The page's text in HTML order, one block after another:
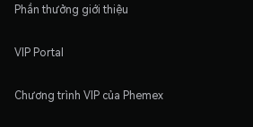
Phần thưởng giới thiệu
VIP Portal
Chương trình VIP của Phemex